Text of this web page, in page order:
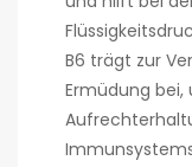
B6 trägt zur
Ermüdung